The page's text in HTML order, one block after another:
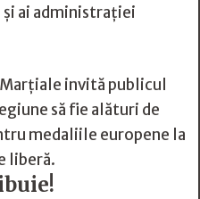
și ai administrației
invită publicul
să fie alături de
medaliile europene la
liberă.